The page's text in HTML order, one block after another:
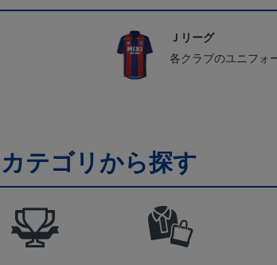
Ｊリーグ
各クラブのユニフォ
カテゴリから探す